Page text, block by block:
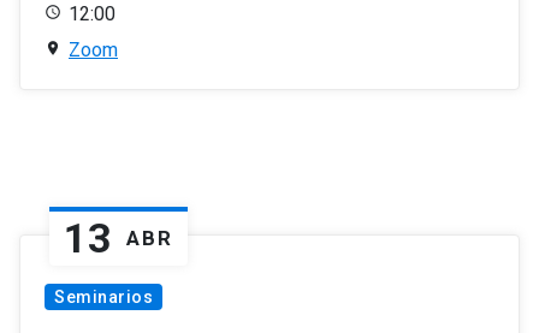
12:00
Zoom
13 ABR
Seminarios